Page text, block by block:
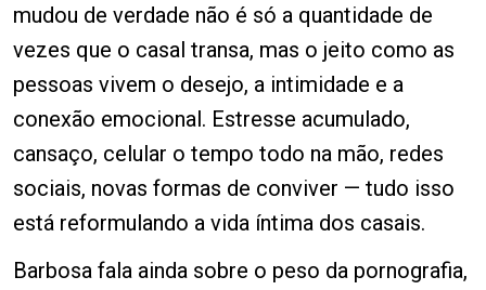
mudou de verdade não é só a quantidade de
vezes que o casal transa, mas o jeito como as
pessoas vivem o desejo, a intimidade e a
conexão emocional. Estresse acumulado,
cansaço, celular o tempo todo na mão, redes
sociais, novas formas de conviver — tudo isso
está reformulando a vida íntima dos casais.
Barbosa fala ainda sobre o peso da pornografia,